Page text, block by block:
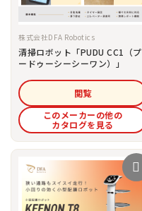
株式会社DFA Robotics
清掃ロボット「PUDU CC1（プ
ードゥーシーシーワン）」
閲覧
このメーカーの他の
カタログを見る